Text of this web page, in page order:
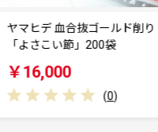
ヒデ 血合抜ゴールド削り
さこい節」200袋
0)